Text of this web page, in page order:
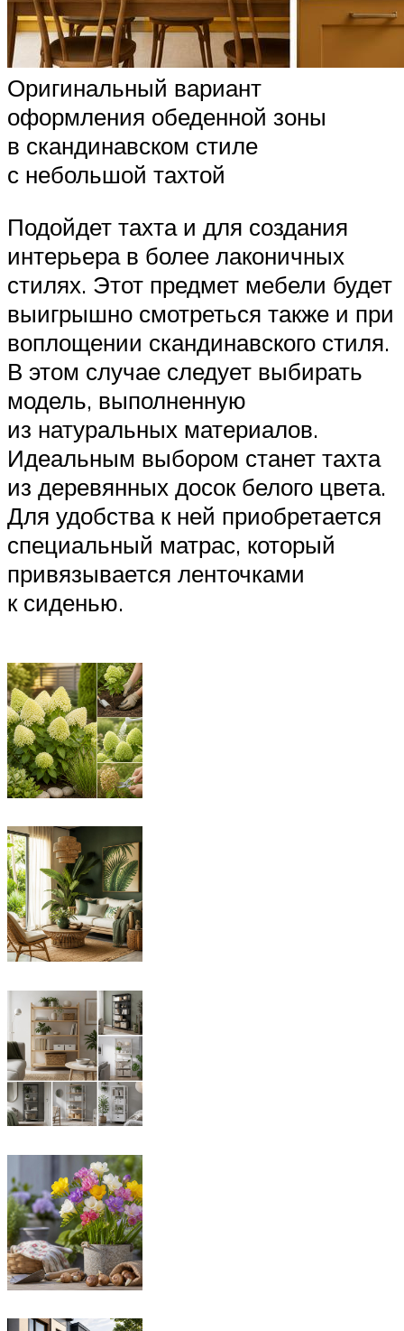
Оригинальный вариант
оформления обеденной зоны
в скандинавском стиле
с небольшой тахтой
Подойдет тахта и для создания
интерьера в более лаконичных
стилях. Этот предмет мебели будет
выигрышно смотреться также и при
воплощении скандинавского стиля.
В этом случае следует выбирать
модель, выполненную
из натуральных материалов.
Идеальным выбором станет тахта
из деревянных досок белого цвета.
Для удобства к ней приобретается
специальный матрас, который
привязывается ленточками
к сиденью.